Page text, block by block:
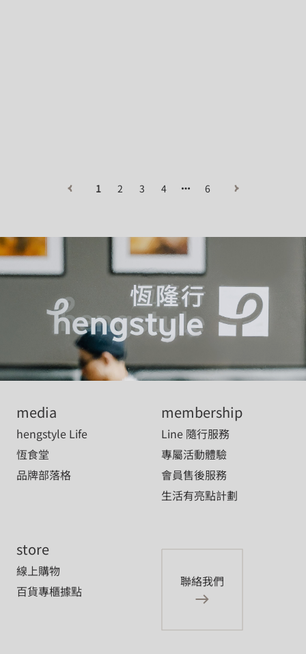
1 2 3 4 6
media
hengstyle Life
恆食堂
品牌部落格
membership
Line 隨行服務
專屬活動體驗
會員售後服務
生活有亮點計劃
store
線上購物
百貨專櫃據點
聯絡我們